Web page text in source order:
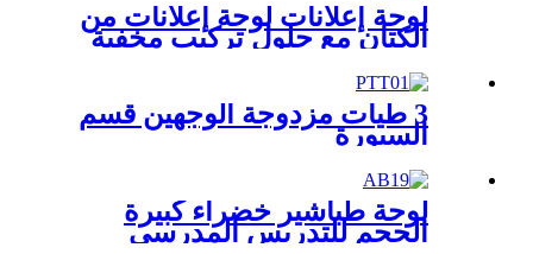
لوحة إعلانات لوحة إعلانات من
الكتان مع حلول تركيب مخفية
3 طيات مزدوجة الوجهين قسم
السبورة
لوحة طباشير خضراء كبيرة
الحجم للتدريس المدرسي